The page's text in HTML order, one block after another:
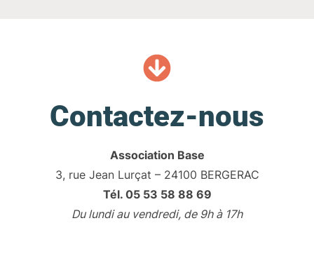
Contactez-nous
Association Base
3, rue Jean Lurçat – 24100 BERGERAC
Tél. 05 53 58 88 69
Du lundi au vendredi, de 9h à 17h